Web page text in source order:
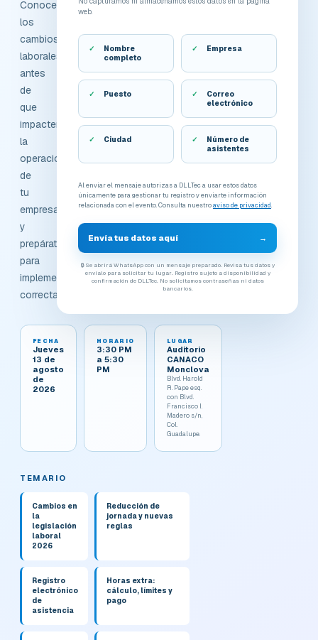
Conoce
los
cambios
laborales
antes
de
que
impacten
la
operación
de
tu
empresa
y
prepárate
para
implementarlos
correctamente.
FECHA
Jueves
13 de
agosto
de
2026
HORARIO
3:30 PM
a 5:30
PM
LUGAR
Auditorio
CANACO
Monclova
Blvd. Harold
R. Pape esq.
con Blvd.
Francisco I.
Madero s/n,
Col.
Guadalupe.
TEMARIO
Cambios en
la
legislación
laboral
2026
Reducción de
jornada y nuevas
reglas
Registro
electrónico
de
asistencia
Horas extra:
cálculo, límites y
pago
web.
Nombre
completo
Empresa
Puesto
Correo
electrónico
Ciudad
Número de
asistentes
Al enviar el mensaje autorizas a DLLTec a usar estos datos
únicamente para gestionar tu registro y enviarte información
relacionada con el evento. Consulta nuestroaviso de privacidad.
Envía tus datos aquí →
🔒 Se abrirá WhatsApp con un mensaje preparado. Revisa tus datos y
envíalo para solicitar tu lugar. Registro sujeto a disponibilidad y
confirmación de DLLTec. No solicitamos contraseñas ni datos
bancarios.